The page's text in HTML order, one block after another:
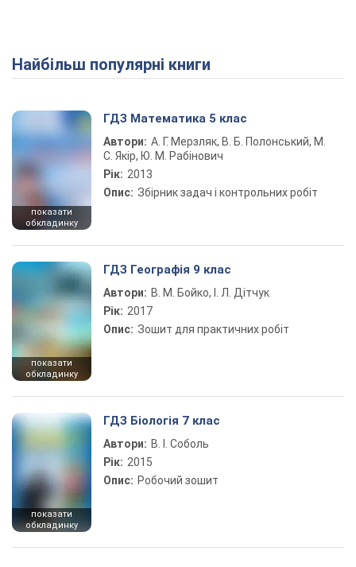
Найбільш популярні книги
показати
обкладинку
ГДЗ Математика 5 клас
Автори: А. Г. Мерзляк, В. Б. Полонський, М.
С. Якір, Ю. М. Рабінович
Рік: 2013
Опис: Збірник задач і контрольних робіт
показати
обкладинку
ГДЗ Географія 9 клас
Автори: В. М. Бойко, І. Л. Дітчук
Рік: 2017
Опис: Зошит для практичних робіт
показати
обкладинку
ГДЗ Біологія 7 клас
Автори: В. І. Соболь
Рік: 2015
Опис: Робочий зошит